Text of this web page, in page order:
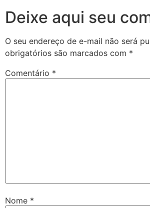
Deixe aqui seu
O seu endereço de e-mail não será
obrigatórios são marcados com *
Comentário *
Nome *